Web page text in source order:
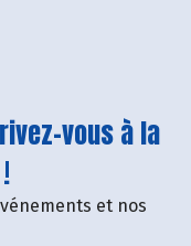
vous à la
et nos